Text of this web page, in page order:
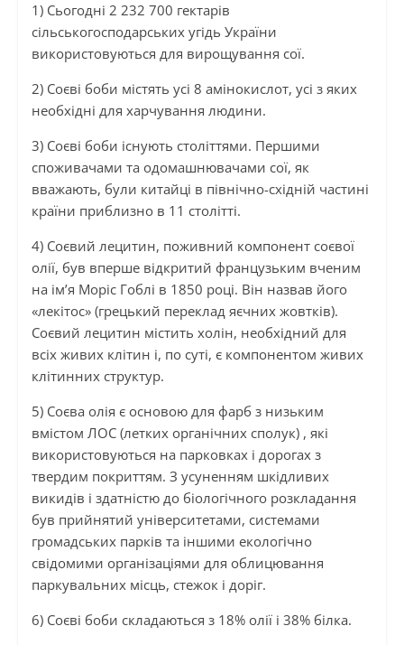
1) Сьогодні 2 232 700 гектарів
сільськогосподарських угідь України
використовуються для вирощування сої.
2) Соєві боби містять усі 8 амінокислот, усі з яких
необхідні для харчування людини.
3) Соєві боби існують століттями. Першими
споживачами та одомашнювачами сої, як
вважають, були китайці в північно-східній частині
країни приблизно в 11 столітті.
4) Соєвий лецитин, поживний компонент соєвої
олії, був вперше відкритий французьким вченим
на ім’я Моріс Гоблі в 1850 році. Він назвав його
«лекітос» (грецький переклад яєчних жовтків).
Соєвий лецитин містить холін, необхідний для
всіх живих клітин і, по суті, є компонентом живих
клітинних структур.
5) Соєва олія є основою для фарб з низьким
вмістом ЛОС (летких органічних сполук) , які
використовуються на парковках і дорогах з
твердим покриттям. З усуненням шкідливих
викидів і здатністю до біологічного розкладання
був прийнятий університетами, системами
громадських парків та іншими екологічно
свідомими організаціями для облицювання
паркувальних місць, стежок і доріг.
6) Соєві боби складаються з 18% олії і 38% білка.